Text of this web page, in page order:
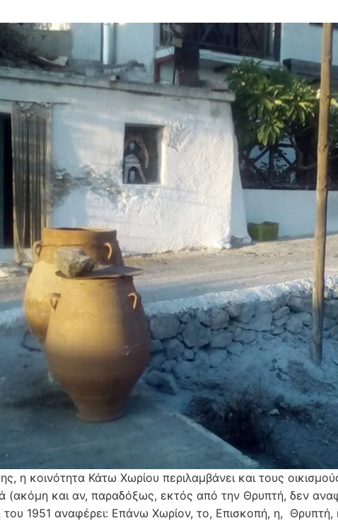
η κοινότητα Κάτω Χωρίου περιλαμβάνει και τους
(ακόμη και αν, παραδόξως, εκτός από την Θρυπτή, δεν
1951 αναφέρει: Επάνω Χωρίον, το, Επισκοπή, η, Θρυπτή,